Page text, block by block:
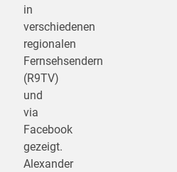
in
verschiedenen
regionalen
Fernsehsendern
(R9TV)
und
via
Facebook
gezeigt.
Alexander